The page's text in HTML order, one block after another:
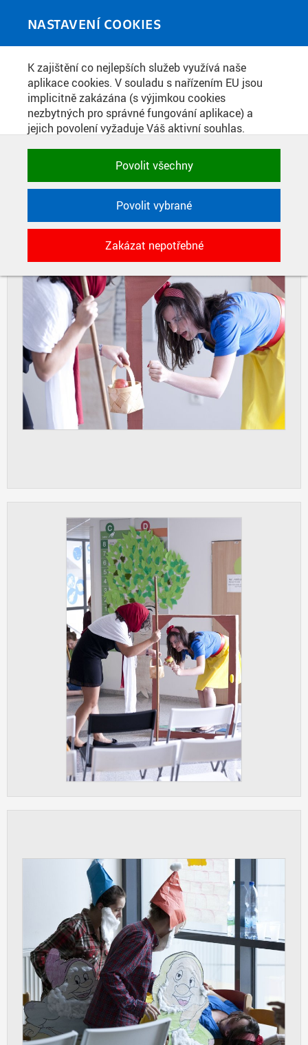
NASTAVENÍ COOKIES
K zajištění co nejlepších služeb využívá naše
aplikace cookies. V souladu s nařízením EU jsou
implicitně zakázána (s výjimkou cookies
nezbytných pro správné fungování aplikace) a
jejich povolení vyžaduje Váš aktivní souhlas.
zakázat, případně vybrat a povolit cookies podle
kategorie. Svoje rozhodnutí můžete samozřejmě
kdykoli změnit.
POTŘEBNÉ
Technické cookies využívané aplikacemi
ČVUT pro uchování jejich nastavení,
vlastností a identifikátorů relace. Jsou
nezbytné pro správné fungování a jsou
vždy aktivní.
ANALYTICKÉ
Slouží pro získávání anonymizovaných
statistických údajů, které nám pomáhají
vylepšovat naše aplikace. Zpravidla jde o
cookies systémů třetích stran, které k
těmto účelům využíváme.
Využívané za účelem zobrazení
Vašich preferencí. Zpravidla jde o
cookies systémů třetích stran, které nám
s analýzou uživatelského chování
pomáhají.
OSTATNÍ
Cookies, které aplikace nedokáže zařadit.
Naším cílem je, aby tato kategorie
zůstala prázdná a všechny cookies byly
přiřazeny do některé z kategorií
uvedených výše.
Povolit všechny
Povolit vybrané
Zakázat nepotřebné
MEDIATÉKA
You are here
Home Fotografie
ZAHRANIČNÍ STUDENTI HRAJÍ
POHÁDKU PRO DĚTI V NEMOCNICI
CIHLY